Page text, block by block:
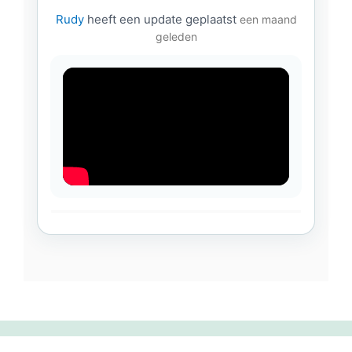
Rudyheeft een update geplaatst een maand
geleden